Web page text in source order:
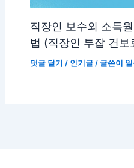
직장인 보수외 소득
법 (직장인 투잡 건보
댓글 달기 / 인기글/ 글쓴이